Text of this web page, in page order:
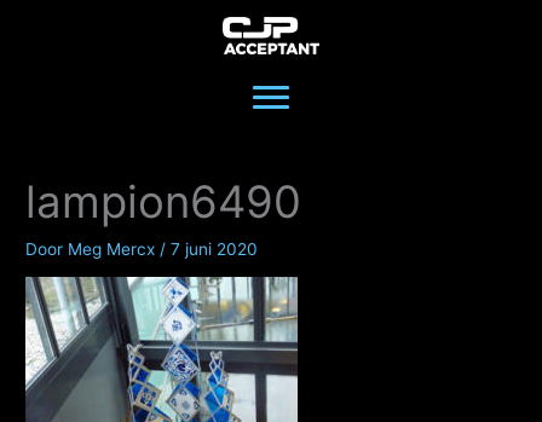
lampion6490
Door Meg Mercx /7 juni 2020